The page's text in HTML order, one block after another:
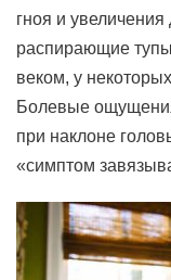
гноя и
распирающие
веком, у
Болевые
при наклоне
«симптом